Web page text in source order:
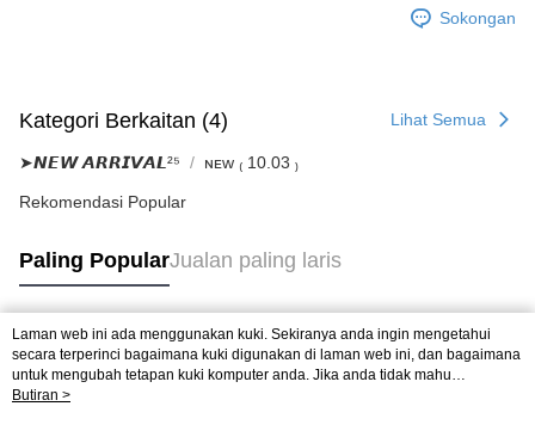
Sokongan
Kategori Berkaitan (4) Lihat Semua
➤𝙉𝙀𝙒 𝘼𝙍𝙍𝙄𝙑𝘼𝙇²⁵ ɴᴇᴡ ₍ 10.03 ₎
Rekomendasi Popular
Paling PopularJualan paling laris
Tag Popular
Laman web ini ada menggunakan kuki. Sekiranya anda ingin mengetahui
secara terperinci bagaimana kuki digunakan di laman web ini, dan bagaimana
untuk mengubah tetapan kuki komputer anda. Jika anda tidak mahu
menggunakan kuki di komputer anda, sila rujuk penerangan mengenai kuki.
Butiran >